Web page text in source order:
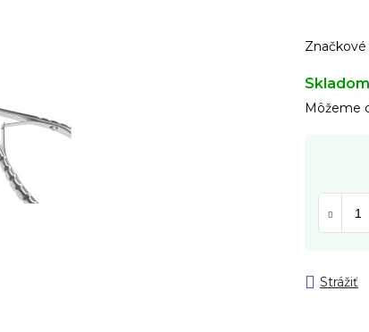
Značkové
Skladom
Môžeme
Strážiť